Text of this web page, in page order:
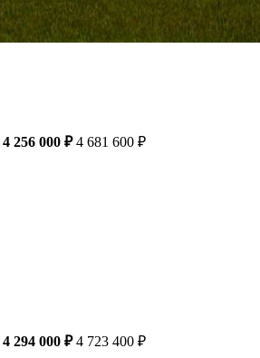
4 256 000 ₽ 4 681 600 ₽
4 294 000 ₽ 4 723 400 ₽